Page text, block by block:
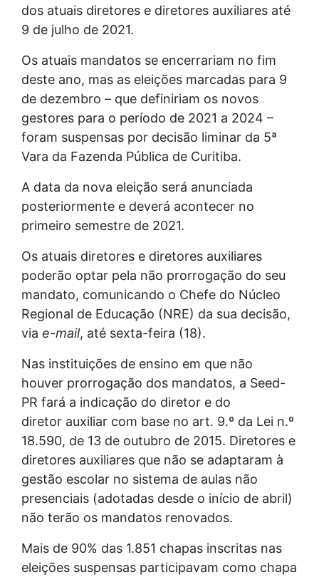
dos atuais diretores e diretores auxiliares até
9 de julho de 2021.
Os atuais mandatos se encerrariam no fim
deste ano, mas as eleições marcadas para 9
de dezembro – que definiriam os novos
gestores para o período de 2021 a 2024 –
foram suspensas por decisão liminar da 5ª
Vara da Fazenda Pública de Curitiba.
A data da nova eleição será anunciada
posteriormente e deverá acontecer no
primeiro semestre de 2021.
Os atuais diretores e diretores auxiliares
poderão optar pela não prorrogação do seu
mandato, comunicando o Chefe do Núcleo
Regional de Educação (NRE) da sua decisão,
via e-mail, até sexta-feira (18).
Nas instituições de ensino em que não
houver prorrogação dos mandatos, a Seed-
PR fará a indicação do diretor e do
diretor auxiliar com base no art. 9.º da Lei n.º
18.590, de 13 de outubro de 2015. Diretores e
diretores auxiliares que não se adaptaram à
gestão escolar no sistema de aulas não
presenciais (adotadas desde o início de abril)
não terão os mandatos renovados.
Mais de 90% das 1.851 chapas inscritas nas
eleições suspensas participavam como chapa